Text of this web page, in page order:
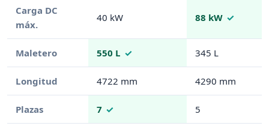
Carga DC
máx.
40 kW 88 kW
Maletero 550 L 345 L
Longitud 4722 mm 4290 mm
Plazas 7 5